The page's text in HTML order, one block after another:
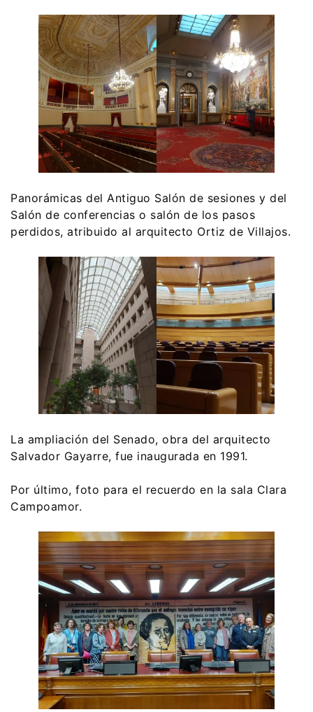
Panorámicas del Antiguo Salón de sesiones y del
Salón de conferencias o salón de los pasos
perdidos, atribuido al arquitecto Ortiz de Villajos.
La ampliación del Senado, obra del arquitecto
Salvador Gayarre, fue inaugurada en 1991.
Por último, foto para el recuerdo en la sala Clara
Campoamor.